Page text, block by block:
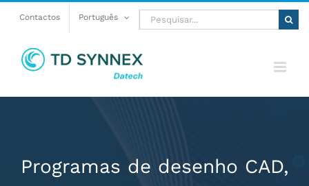
Contactos Português Pesquisar
Programas de desenho CAD,